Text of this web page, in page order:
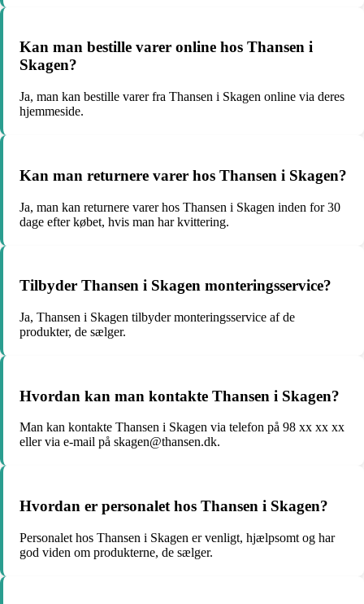
Kan man bestille varer online hos Thansen i
Skagen?
Ja, man kan bestille varer fra Thansen i Skagen online via deres
hjemmeside.
Kan man returnere varer hos Thansen i Skagen?
Ja, man kan returnere varer hos Thansen i Skagen inden for 30
dage efter købet, hvis man har kvittering.
Tilbyder Thansen i Skagen monteringsservice?
Ja, Thansen i Skagen tilbyder monteringsservice af de
produkter, de sælger.
Hvordan kan man kontakte Thansen i Skagen?
Man kan kontakte Thansen i Skagen via telefon på 98 xx xx xx
eller via e-mail på skagen@thansen.dk.
Hvordan er personalet hos Thansen i Skagen?
Personalet hos Thansen i Skagen er venligt, hjælpsomt og har
god viden om produkterne, de sælger.